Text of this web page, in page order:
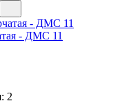
- ДМС 11
2